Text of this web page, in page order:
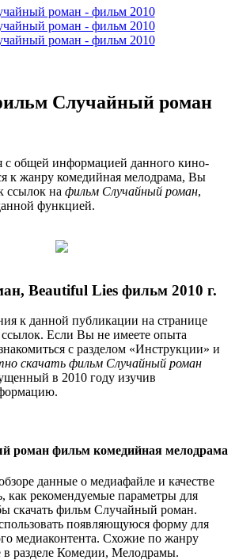
Случайный роман
с общей информацией данного кино-
к жанру комедийная мелодрама, Вы
ссылок на фильм Случайный роман,
функцией.
Beautiful Lies фильм 2010 г.
к данной публикации на странице
ссылок. Если Вы не имеете опыта
с разделом «Инструкции» и
скачать фильм Случайный роман
в 2010 году изучив
роман фильм комедийная мелодрама
данные о медиафайле и качестве
как рекомендуемые параметры для
скачать фильм Случайный роман.
появляющуюся форму для
медиаконтента. Схожие по жанру
разделе Комедии, Мелодрамы.